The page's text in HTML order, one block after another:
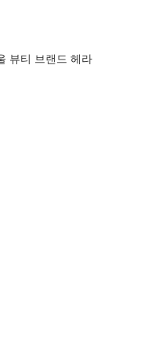
뷰티 브랜드 헤라